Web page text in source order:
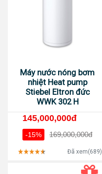
Máy nước nóng bơm
nhiệt Heat pump
Stiebel Eltron đức
WWK 302 H
145,000,000đ
-15% 169,000,000đ
Đã xem(689)